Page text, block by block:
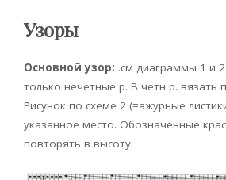
Узоры
Основной узор: .см диаграммы 1 и
только нечетные р. В четн р. вязать
Рисунок по схеме 2 (=ажурные
указанное место. Обозначенные
повторять в высоту.